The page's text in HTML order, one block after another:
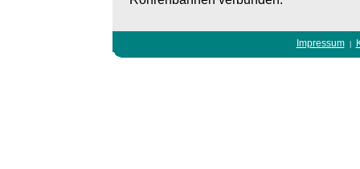
Impressum